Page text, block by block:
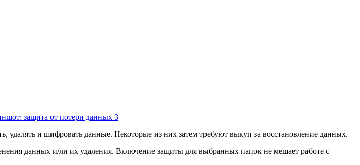
и шифровать данные. Некоторые из них затем требуют выкуп за восстановление данных.
данных и/ли их удаления. Включение защиты для выбранных папок не мешает работе с